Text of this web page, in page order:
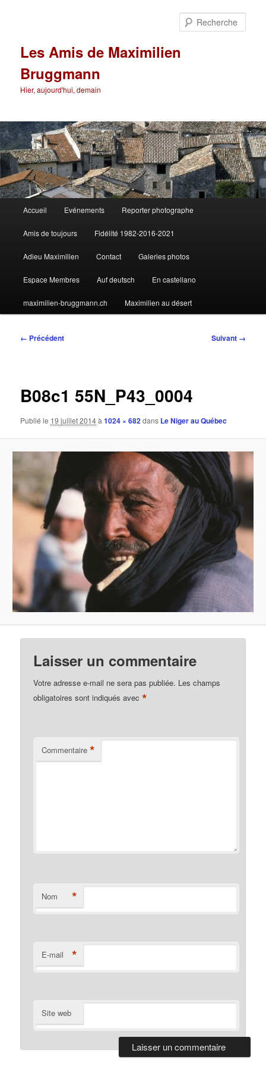
Les Amis de Maximilien
Bruggmann
Hier, aujourd'hui, demain
principal
Accueil Evénements Reporter photographe
Amis de toujours Fidélité 1982-2016-2021
Adieu Maximilien Contact Galeries photos
Espace Membres Auf deutsch En castellano
maximilien-bruggmann.ch Maximilien au désert
Navigation
← Précédent Suivant →
B08c1 55N_P43_0004
Publié le 19 juillet 2014à1024 × 682dans Le Niger au Québec
Laisser un commentaire
Votre adresse e-mail ne sera pas publiée. Les champs
obligatoires sont indiqués avec*
Commentaire *
Nom *
E-mail *
Site web